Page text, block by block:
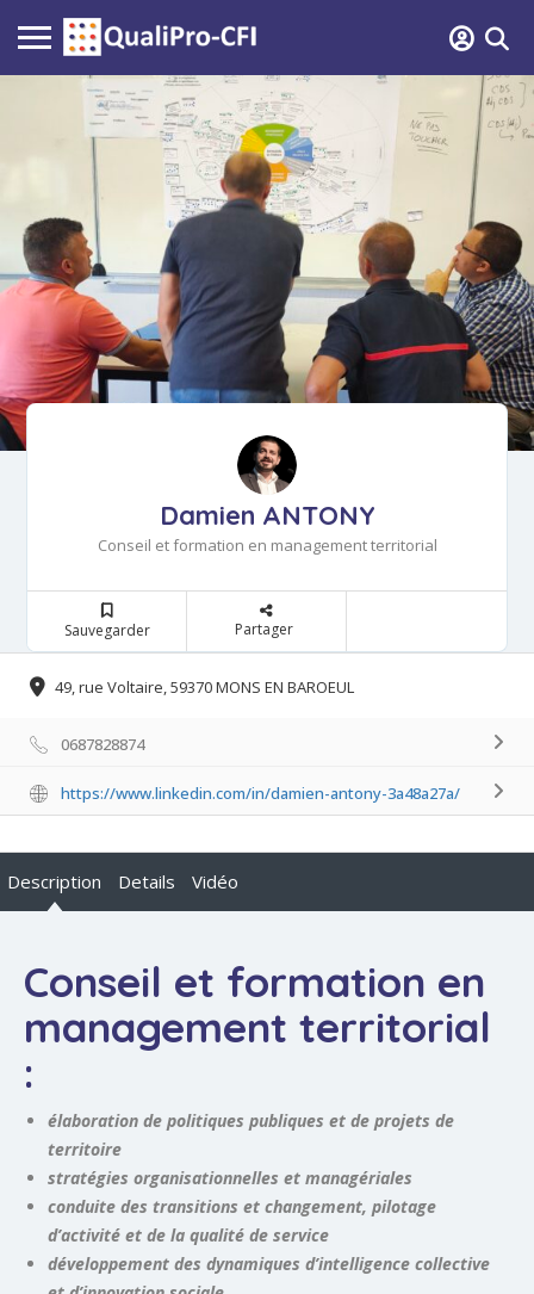
Damien ANTONY
Conseil et formation en management territorial
Sauvegarder Partager
49, rue Voltaire, 59370 MONS EN BAROEUL
0687828874
https://www.linkedin.com/in/damien-antony-3a48a27a/
Description Details Vidéo
Conseil et formation en
management territorial
:
élaboration de politiques publiques et de projets de
territoire
stratégies organisationnelles et managériales
conduite des transitions et changement, pilotage
d’activité et de la qualité de service
développement des dynamiques d’intelligence collective